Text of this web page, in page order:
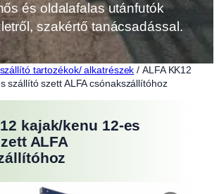
és oldalafalas utánfutók
szakértő tanácsadással.
tartozékok/ alkatrészek / ALFA KK12
szállító szett ALFA csónakszállítóhoz
kajak/kenu 12-es
ALFA